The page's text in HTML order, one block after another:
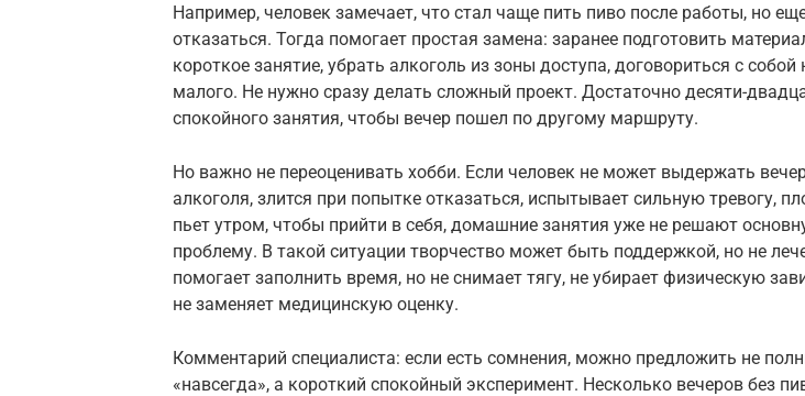
Например, человек замечает, что стал чаще пить пиво после работы, но
отказаться. Тогда помогает простая замена: заранее подготовить
короткое занятие, убрать алкоголь из зоны доступа, договориться с собой
малого. Не нужно сразу делать сложный проект. Достаточно десяти-
спокойного занятия, чтобы вечер пошел по другому маршруту.
Но важно не переоценивать хобби. Если человек не может выдержать
алкоголя, злится при попытке отказаться, испытывает сильную тревогу,
пьет утром, чтобы прийти в себя, домашние занятия уже не решают
проблему. В такой ситуации творчество может быть поддержкой, но не
помогает заполнить время, но не снимает тягу, не убирает физическую
не заменяет медицинскую оценку.
Комментарий специалиста: если есть сомнения, можно предложить не
«навсегда», а короткий спокойный эксперимент. Несколько вечеров без